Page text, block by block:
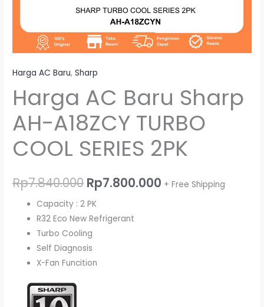
Harga AC Baru,Sharp
Harga AC Baru Sharp
AH-A18ZCY TURBO
COOL SERIES 2PK
Rp7.840.000 Rp7.800.000 + Free Shipping
Capacity : 2 PK
R32 Eco New Refrigerant
Turbo Cooling
Self Diagnosis
X-Fan Funcition